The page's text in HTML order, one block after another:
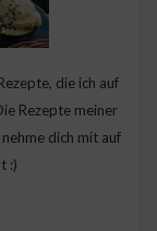
die ich auf
Rezepte meiner
dich mit auf
:)